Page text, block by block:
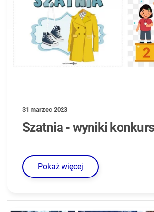
31 marzec 2023
Szatnia - wyniki
Pokaż więcej